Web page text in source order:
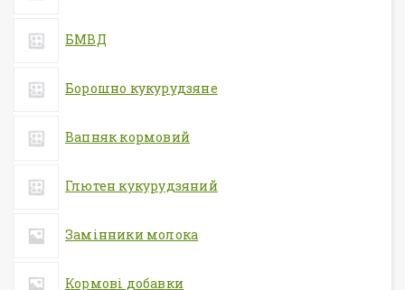
БМВД
Борошно кукурудзяне
Вапняк кормовий
Глютен кукурудзяний
Замінники молока
Кормові добавки